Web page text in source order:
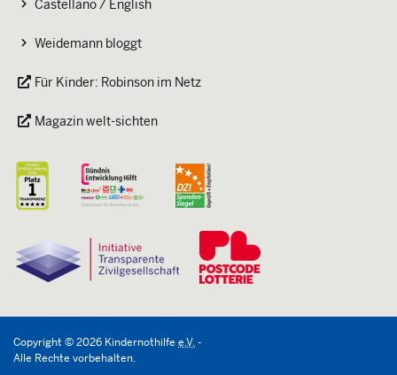
Castellano / English
Weidemann bloggt
Für Kinder: Robinson im Netz
Magazin welt-sichten
Copyright ©2026 Kindernothilfe e.V.-
Alle Rechte vorbehalten.